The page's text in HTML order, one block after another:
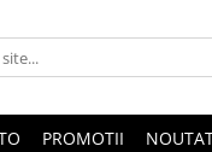
PROMOTII